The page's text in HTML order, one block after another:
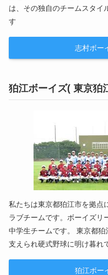
は、その独自のチームスタイ
す
志村ボー
狛江ボーイズ( 東京狛
私たちは東京都狛江市を拠点
ラブチームです。ボーイズリ
中学生チームです。 東京都
支えられ硬式野球に明け暮れ
狛江ボー